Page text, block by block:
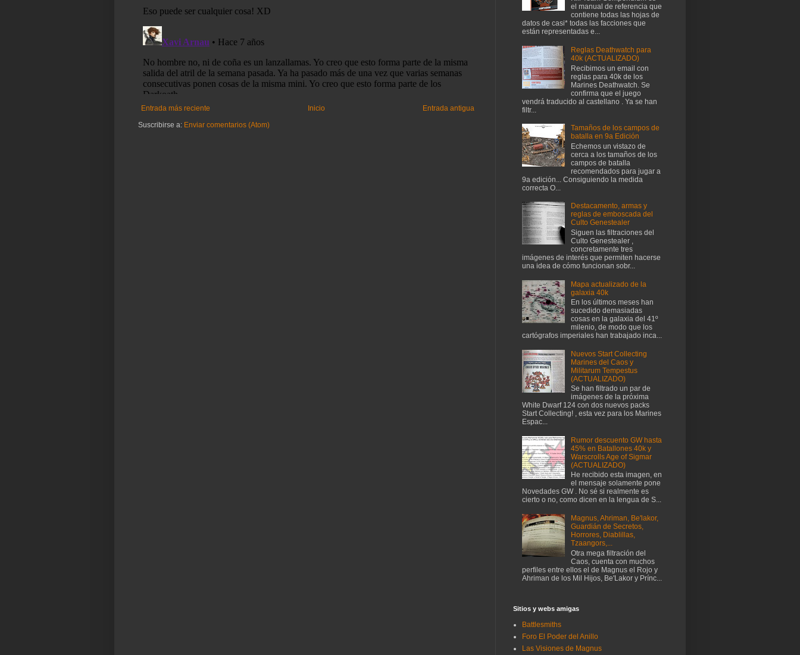
Entrada más reciente Entrada antigua
Inicio
Suscribirse a: Enviar comentarios (Atom)
el manual de referencia que
contiene todas las hojas de
datos de casi* todas las facciones que
están representadas e...
Reglas Deathwatch para
40k (ACTUALIZADO)
Recibimos un email con
reglas para 40k de los
Marines Deathwatch. Se
confirma que el juego
vendrá traducido al castellano . Ya se han
filtr...
Tamaños de los campos de
batalla en 9a Edición
Echemos un vistazo de
cerca a los tamaños de los
campos de batalla
recomendados para jugar a
9a edición... Consiguiendo la medida
correcta O...
Destacamento, armas y
reglas de emboscada del
Culto Genestealer
Siguen las filtraciones del
Culto Genestealer ,
concretamente tres
imágenes de interés que permiten hacerse
una idea de cómo funcionan sobr...
Mapa actualizado de la
galaxia 40k
En los últimos meses han
sucedido demasiadas
cosas en la galaxia del 41º
milenio, de modo que los
cartógrafos imperiales han trabajado inca...
Nuevos Start Collecting
Marines del Caos y
Militarum Tempestus
(ACTUALIZADO)
Se han filtrado un par de
imágenes de la próxima
White Dwarf 124 con dos nuevos packs
Start Collecting! , esta vez para los Marines
Espac...
Rumor descuento GW hasta
45% en Batallones 40k y
Warscrolls Age of Sigmar
(ACTUALIZADO)
He recibido esta imagen, en
el mensaje solamente pone
Novedades GW . No sé si realmente es
cierto o no, como dicen en la lengua de S...
Magnus, Ahriman, Be'lakor,
Guardián de Secretos,
Horrores, Diablillas,
Tzaangors,...
Otra mega filtración del
Caos, cuenta con muchos
perfiles entre ellos el de Magnus el Rojo y
Ahriman de los Mil Hijos, Be'Lakor y Prínc...
Sitios y webs amigas
Battlesmiths
Foro El Poder del Anillo
Las Visiones de Magnus